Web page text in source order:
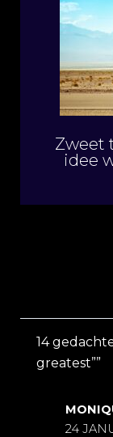
Zweet
idee
14
greatest””
24